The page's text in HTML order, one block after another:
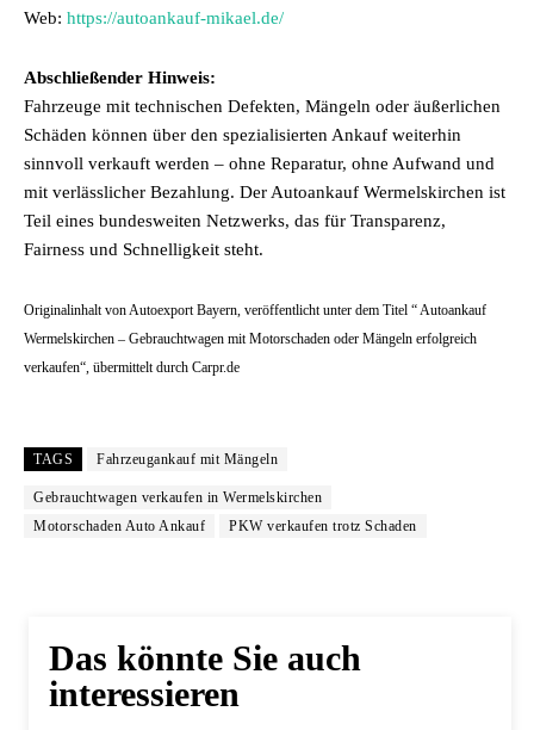
Web: https://autoankauf-mikael.de/
Abschließender Hinweis:
Fahrzeuge mit technischen Defekten, Mängeln oder äußerlichen
Schäden können über den spezialisierten Ankauf weiterhin
sinnvoll verkauft werden – ohne Reparatur, ohne Aufwand und
mit verlässlicher Bezahlung. Der Autoankauf Wermelskirchen ist
Teil eines bundesweiten Netzwerks, das für Transparenz,
Fairness und Schnelligkeit steht.
Originalinhalt von Autoexport Bayern, veröffentlicht unter dem Titel “ Autoankauf
Wermelskirchen – Gebrauchtwagen mit Motorschaden oder Mängeln erfolgreich
verkaufen“, übermittelt durch Carpr.de
TAGS Fahrzeugankauf mit Mängeln
Gebrauchtwagen verkaufen in Wermelskirchen
Motorschaden Auto Ankauf
PKW verkaufen trotz Schaden
Das könnte Sie auch
interessieren